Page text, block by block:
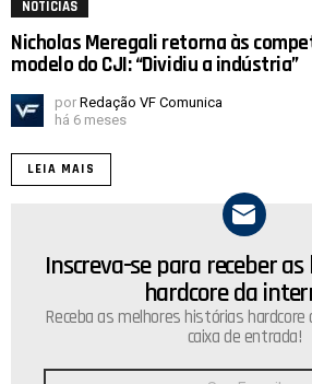
NOTICIAS
Nicholas Meregali retorna às
modelo do CJI: “Dividiu a indústria”
por Redação VF Comunica
há 6 meses
LEIA MAIS
NEWSLETTER
Inscreva-se para receber
hardcore da
Receba as melhores histórias
caixa de entrada!